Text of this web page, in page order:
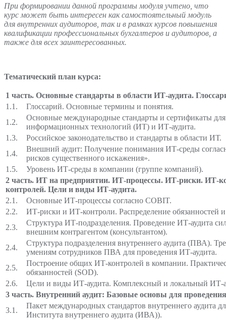
При формировании данной программы модуля учтено, что
курс может быть интересен как самостоятельный модуль
для внутренних аудиторов, так и в рамках курсов повышения
квалификации профессиональных бухгалтеров и аудиторов, а
также для всех заинтересованных.
Тематический план курса:
1 часть. Основные стандарты в области ИТ-аудита.
1.1.
Глоссарий. Основные термины и понятия.
1.2.
Основные международные стандарты и сертификаты для
информационных технологий (ИТ) и ИТ-аудита.
1.3.
Российское законодательство и стандарты в области ИТ.
1.4.
Внешний аудит: Получение понимания ИТ-среды
рисков существенного искажения».
1.5.
Уровень ИТ-среды в компании (группе компаний).
2 часть. ИТ на предприятии. ИТ-процессы. ИТ-риски. ИТ-
контролей. Цели и виды ИТ-аудита.
2.1.
Основные ИТ-процессы согласно COBIT.
2.2.
ИТ-риски и ИТ-контроли. Распределение обязанностей
2.3.
Структура ИТ-подразделения. Проведение ИТ-аудита
внешним контрагентом (консультантом).
2.4.
Структура подразделения внутреннего аудита (ПВА).
умениям сотрудников ПВА для проведения ИТ-аудита.
2.5.
Построение общих ИТ-контролей в компании.
обязанностей (SOD).
2.6.
Цели и виды ИТ-аудита. Комплексный и локальный ИТ-
3 часть. Внутренний аудит: Базовые основы для
3.1.
Пакет международных стандартов внутреннего аудита
Института внутреннего аудита (ИВА)).